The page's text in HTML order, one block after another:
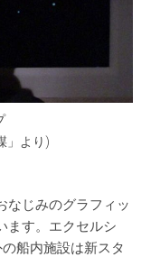
」より)
なじみのグラフィッ
ます。エクセルシ
船内施設は新スタ